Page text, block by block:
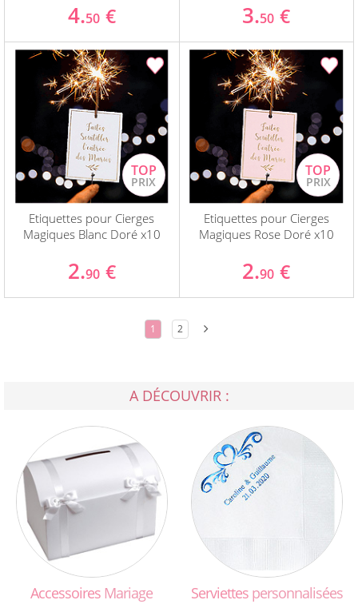
4.50 € 3.50 €
Etiquettes pour Cierges
Magiques Blanc Doré x10
2.90 €
Etiquettes pour Cierges
Magiques Rose Doré x10
2.90 €
1 2
A DÉCOUVRIR :
Accessoires Mariage Serviettes personnalisées